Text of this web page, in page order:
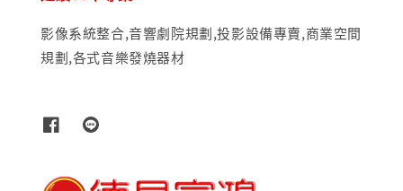
影像系統整合,音響劇院規劃,投影設備專賣,商業空間
規劃,各式音樂發燒器材